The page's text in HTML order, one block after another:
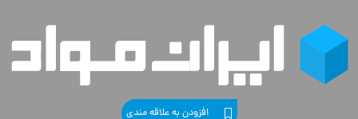
افزودن به علاقه مندی